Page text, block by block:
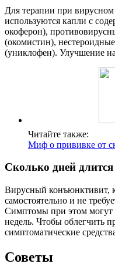
Для терапии при
используются капли с
окоферон),
(окомистин),
(униклофен). Улучшение
Читайте также:
Миф о прививке от
Сколько дней
Вирусный конъюнктивит,
самостоятельно и не
Симптомы при этом могут
недель. Чтобы облегчить
симптоматические
Советы